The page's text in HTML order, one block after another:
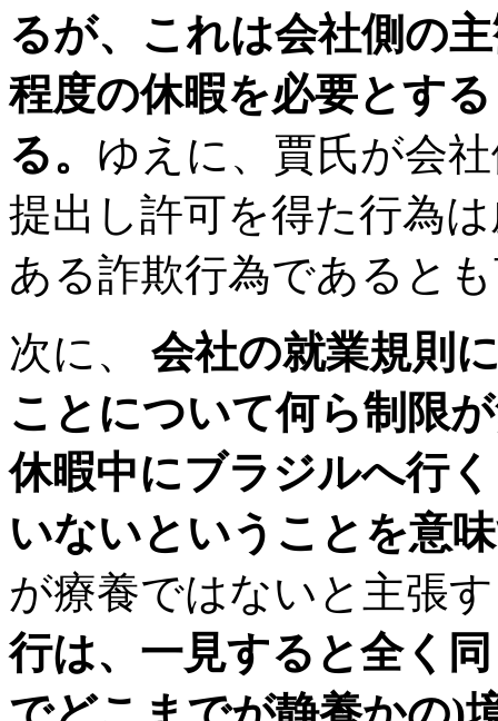
るが、これは会社側の
程度の休暇を必要とす
る。 ゆえに、賈氏が会
提出し許可を得た行為
ある詐欺行為であると
次に、
会社の就業規則
ことについて何ら制限
休暇中にブラジルへ行
いないということを意
が療養ではないと主張
行は、一見すると全く